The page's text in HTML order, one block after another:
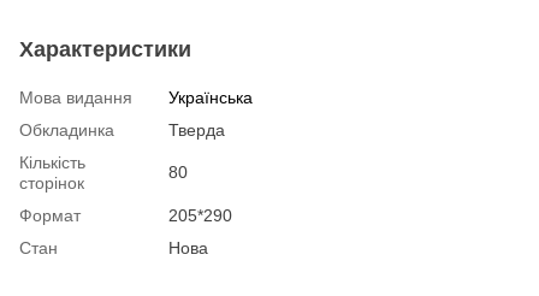
Характеристики
Мова видання
Українська
Обкладинка
Тверда
Кількість
сторінок
80
Формат
205*290
Стан
Нова